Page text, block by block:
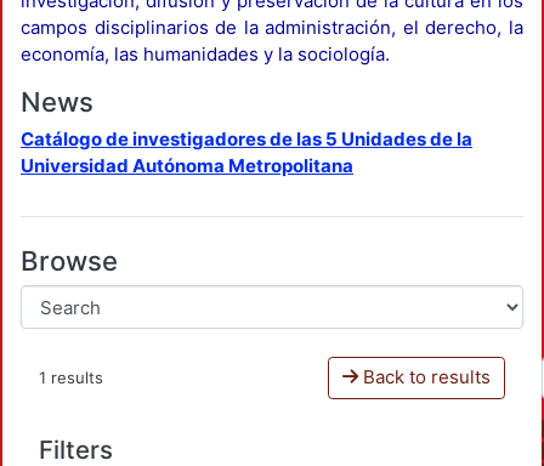
campos disciplinarios de la administración, el derecho, la
economía, las humanidades y la sociología.
News
Catálogo de investigadores de las 5 Unidades de la
Universidad Autónoma Metropolitana
Browse
1 results Back to results
Filters